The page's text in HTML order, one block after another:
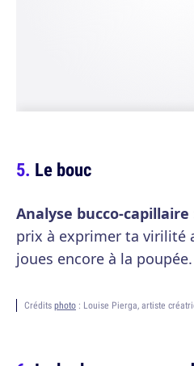
Le bouc
Analyse bucco-capillaire
prix à exprimer ta virilité
joues encore à la poupée.
Crédits photo : Louise Pierga, artiste